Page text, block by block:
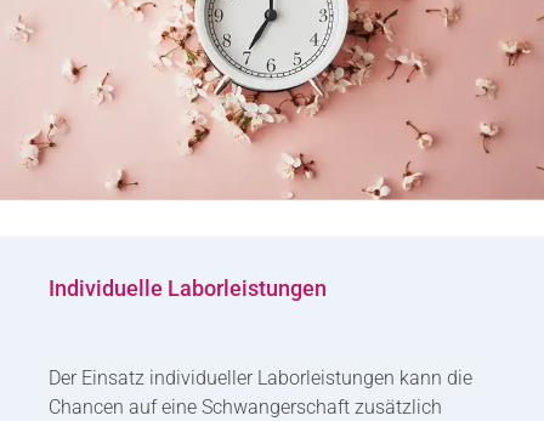
Individuelle Laborleistungen
Der Einsatz individueller Laborleistungen kann die
Chancen auf eine Schwangerschaft zusätzlich